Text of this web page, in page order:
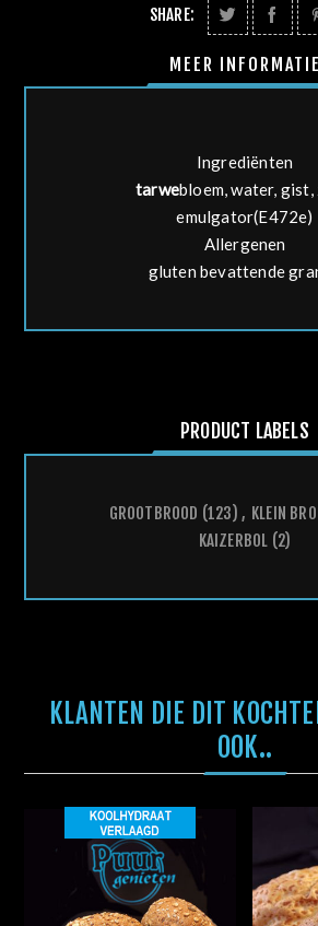
SHARE:
MEER INFORMATIE
Ingrediënten
tarwebloem, water, gist,
emulgator(E472e)
Allergenen
gluten bevattende
PRODUCT LABELS
GROOTBROOD (123) , KLEIN
KAIZERBOL (2)
KLANTEN DIE DIT
OOK..